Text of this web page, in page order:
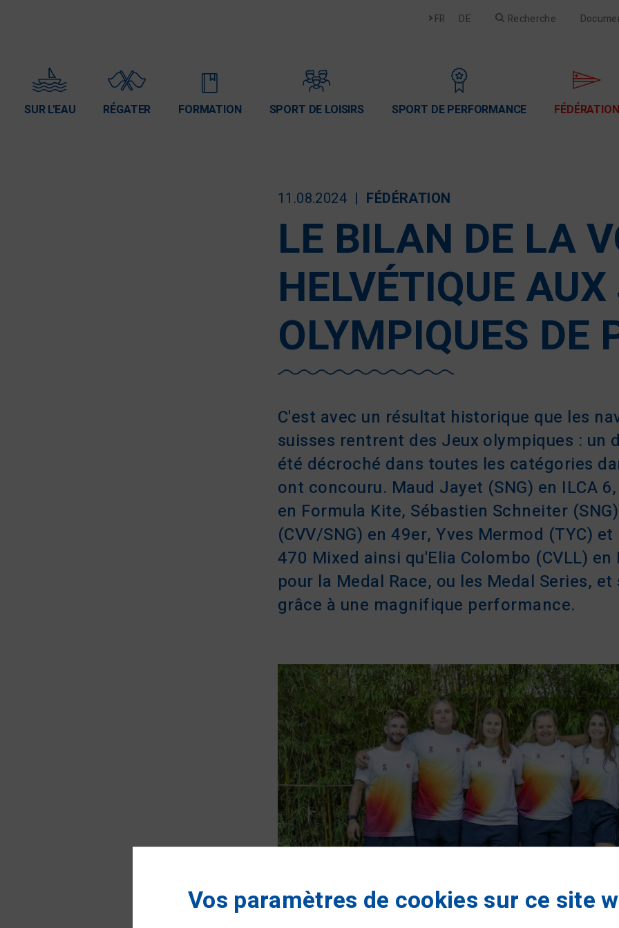
Français
FR Deutsch
DE Recherche
SUR L'EAU RÉGATER FORMATION SPORT DE LOISIRS SPORT DE PERFORMANCE FÉDÉRATION
11.08.2024 FÉDÉRATION
LE BILAN DE LA
HELVÉTIQUE
OLYMPIQUES DE
C'est avec un résultat historique que les
suisses rentrent des Jeux olympiques :
été décroché dans toutes les catégories
ont concouru. Maud Jayet (SNG) en ILCA
en Formula Kite, Sébastien Schneiter
(CVV/SNG) en 49er, Yves Mermod (TYC)
470 Mixed ainsi qu'Elia Colombo (CVLL)
pour la Medal Race, ou les Medal Series,
grâce à une magnifique performance.
Vos paramètres de cookies sur ce site